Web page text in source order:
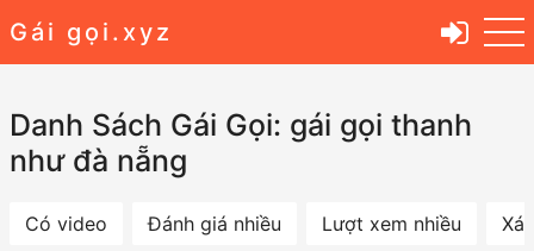
Gái gọi.xyz
Danh Sách Gái Gọi: gái gọi thanh
như đà nẵng
Có video Đánh giá nhiều Lượt xem nhiều